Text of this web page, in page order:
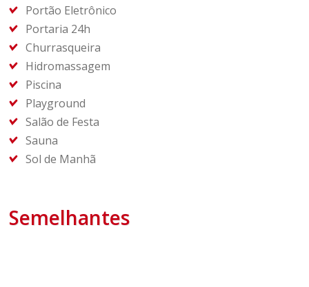
Portão Eletrônico
Portaria 24h
Churrasqueira
Hidromassagem
Piscina
Playground
Salão de Festa
Sauna
Sol de Manhã
Semelhantes